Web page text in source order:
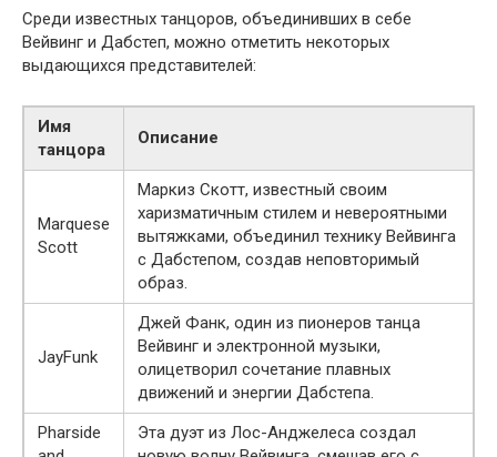
Среди известных танцоров, объединивших в себе
Вейвинг и Дабстеп, можно отметить некоторых
выдающихся представителей:
Имя
танцора
Описание
Marquese
Scott
Маркиз Скотт, известный своим
харизматичным стилем и невероятными
вытяжками, объединил технику Вейвинга
с Дабстепом, создав неповторимый
образ.
JayFunk
Джей Фанк, один из пионеров танца
Вейвинг и электронной музыки,
олицетворил сочетание плавных
движений и энергии Дабстепа.
Pharside
Эта дуэт из Лос-Анджелеса создал